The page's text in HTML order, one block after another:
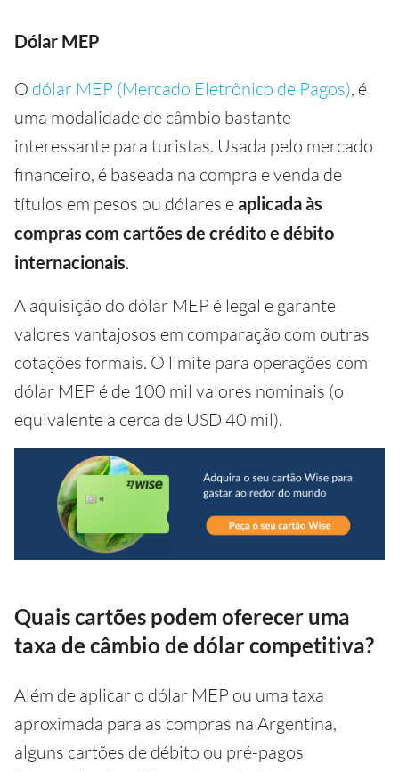
Dólar MEP
O dólar MEP (Mercado Eletrônico de Pagos), é
uma modalidade de câmbio bastante
interessante para turistas. Usada pelo mercado
financeiro, é baseada na compra e venda de
títulos em pesos ou dólares eaplicada às
compras com cartões de crédito e débito
internacionais.
A aquisição do dólar MEP é legal e garante
valores vantajosos em comparação com outras
cotações formais. O limite para operações com
dólar MEP é de 100 mil valores nominais (o
equivalente a cerca de USD 40 mil).
Quais cartões podem oferecer uma
taxa de câmbio de dólar competitiva?
Além de aplicar o dólar MEP ou uma taxa
aproximada para as compras na Argentina,
alguns cartões de débito ou pré-pagos